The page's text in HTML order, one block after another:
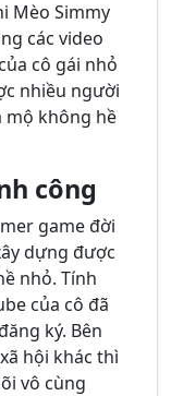
Mèo Simmy
các video
cô gái nhỏ
nhiều người
mộ không hề
công
game đời
dựng được
nhỏ. Tính
của cô đã
ký. Bên
hội khác thì
vô cùng